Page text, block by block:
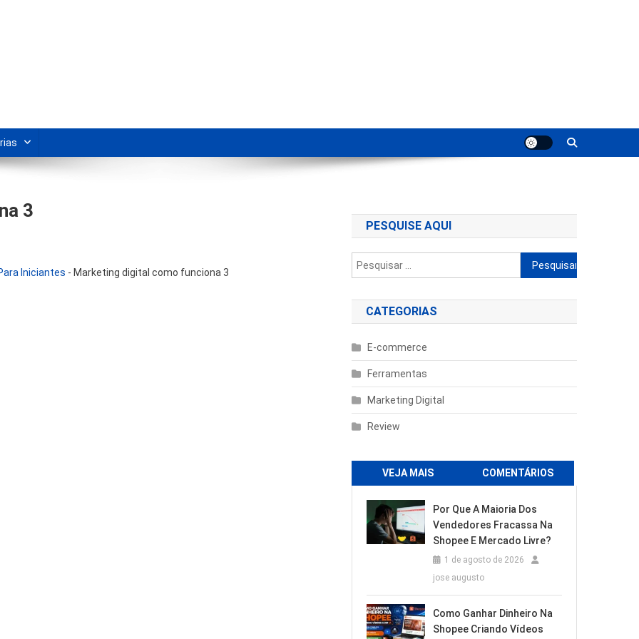
3
Iniciantes - Marketing digital como funciona 3
PESQUISE AQUI
Pesquisar
por:
CATEGORIAS
E-commerce
Ferramentas
Marketing Digital
Review
VEJA MAIS COMENTÁRIOS
Por Que A Maioria Dos
Vendedores Fracassa Na
Shopee E Mercado Livre?
1 de agosto de 2026
jose augusto
Como Ganhar Dinheiro Na
Shopee Criando Vídeos